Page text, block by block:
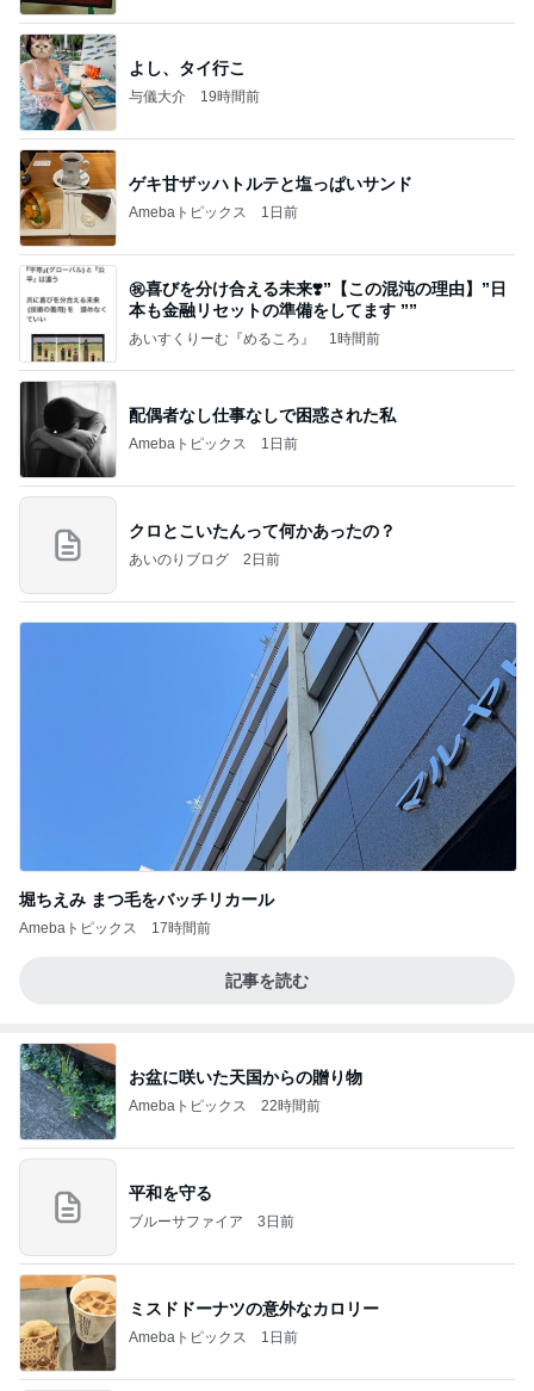
よし、タイ行こ
与儀大介 19時間前
ゲキ甘ザッハトルテと塩っぱいサンド
Amebaトピックス 1日前
㊗️喜びを分け合える未来❣️”【この混沌の理由】”⽇
本も⾦融リセットの準備をしてます ””
あいすくりーむ『めるころ』 1時間前
配偶者なし仕事なしで困惑された私
Amebaトピックス 1日前
クロとこいたんって何かあったの？
あいのりブログ 2日前
堀ちえみ まつ毛をバッチリカール
Amebaトピックス 17時間前
記事を読む
お盆に咲いた天国からの贈り物
Amebaトピックス 22時間前
平和を守る
ブルーサファイア 3日前
ミスドドーナツの意外なカロリー
Amebaトピックス 1日前